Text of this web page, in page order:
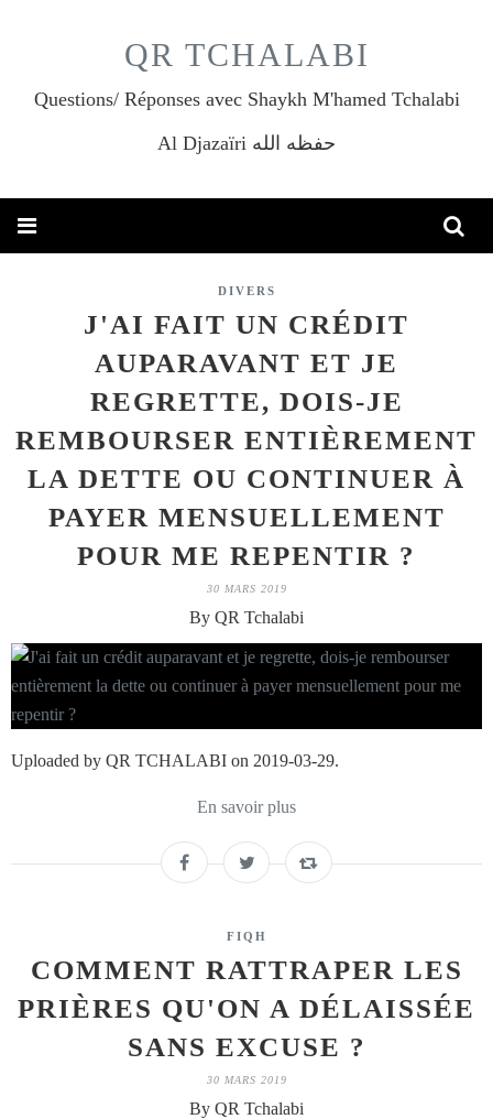
QR TCHALABI
Questions/ Réponses avec Shaykh M'hamed Tchalabi
Al Djazaïri حفظه الله
DIVERS
J'AI FAIT UN CRÉDIT
AUPARAVANT ET JE
REGRETTE, DOIS-JE
REMBOURSER ENTIÈREMENT
LA DETTE OU CONTINUER À
PAYER MENSUELLEMENT
POUR ME REPENTIR ?
30 MARS 2019
By QR Tchalabi
Uploaded by QR TCHALABI on 2019-03-29.
En savoir plus
FIQH
COMMENT RATTRAPER LES
PRIÈRES QU'ON A DÉLAISSÉE
SANS EXCUSE ?
30 MARS 2019
By QR Tchalabi